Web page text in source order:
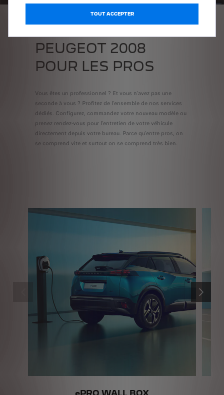
PEUGEOT 2008
POUR LES PROS
Vous êtes un professionnel ? Et vous n’avez pas une
seconde à vous ? Profitez de l’ensemble de nos services
dédiés. Configurez, commandez votre nouveau modèle ou
prenez rendez-vous pour l’entretien de votre véhicule
directement depuis votre bureau. Parce qu’entre pros, on
se comprend vite et surtout on se comprend très bien.
SUIVANT
TOUT ACCEPTER